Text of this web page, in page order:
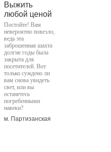
Выжить
любой ценой
Постойте! Вам
невероятно повезло,
ведь эта
заброшенная шахта
долгие годы была
закрыта для
посетителей. Вот
только суждено ли
вам снова увидеть
свет, или вы
останетесь
погребенными
навеки?
м. Партизанская